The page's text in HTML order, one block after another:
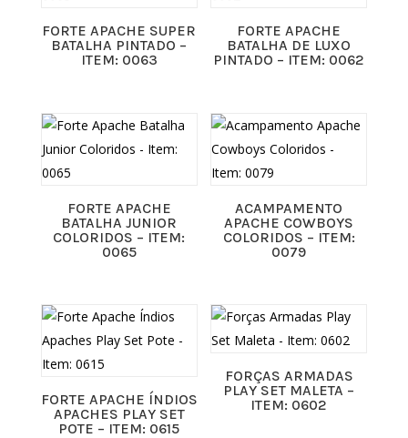
FORTE APACHE SUPER
BATALHA PINTADO –
ITEM: 0063
FORTE APACHE
BATALHA DE LUXO
PINTADO – ITEM: 0062
FORTE APACHE
BATALHA JUNIOR
COLORIDOS – ITEM:
0065
ACAMPAMENTO
APACHE COWBOYS
COLORIDOS – ITEM:
0079
FORTE APACHE ÍNDIOS
APACHES PLAY SET
POTE – ITEM: 0615
FORÇAS ARMADAS
PLAY SET MALETA –
ITEM: 0602